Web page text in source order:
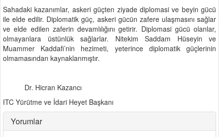
Sahadaki kazanımlar, askeri güçten ziyade diplomasi ve beyin gücü
ile elde edilir. Diplomatik güç, askeri gücün zafere ulaşmasını sağlar
ve elde edilen zaferin devamlılığını getirir. Diplomasi gücü olanlar,
olmayanlara üstünlük sağlarlar. Nitekim Saddam Hüseyin ve
Muammer Kaddafi’nin hezimeti, yeterince diplomatik güçlerinin
olmamasından kaynaklanmıştır.
Dr. Hicran Kazancı
ITC Yürütme ve İdari Heyet Başkanı
Yorumlar